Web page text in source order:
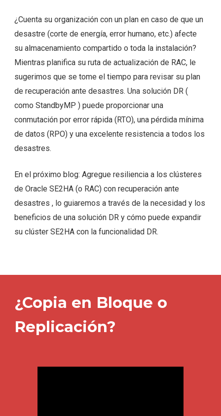
¿Cuenta su organización con un plan en caso de que un
desastre (corte de energía, error humano, etc.) afecte
su almacenamiento compartido o toda la instalación?
Mientras planifica su ruta de actualización de RAC, le
sugerimos que se tome el tiempo para revisar su plan
de recuperación ante desastres. Una solución DR (
como StandbyMP ) puede proporcionar una
conmutación por error rápida (RTO), una pérdida mínima
de datos (RPO) y una excelente resistencia a todos los
desastres.
En el próximo blog:Agregue resiliencia a los clústeres
de Oracle SE2HA (o RAC) con recuperación ante
desastres , lo guiaremos a través de la necesidad y los
beneficios de una solución DR y cómo puede expandir
su clúster SE2HA con la funcionalidad DR.
¿Copia en Bloque o
Replicación?